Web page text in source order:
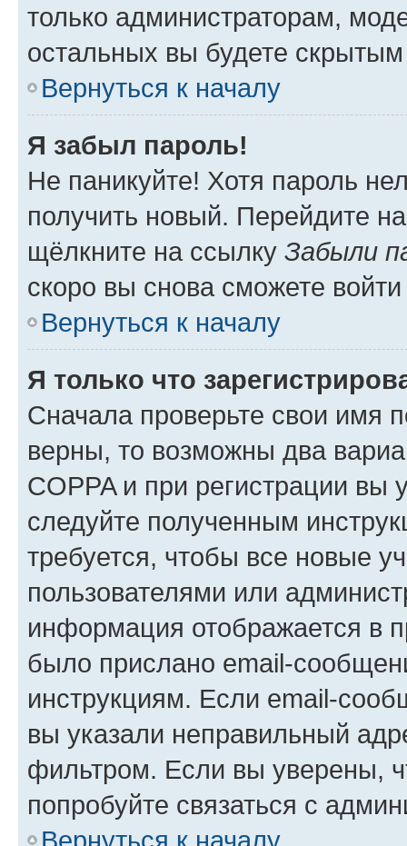
только администраторам,
остальных вы будете
Вернуться к началу
Я забыл пароль!
Не паникуйте! Хотя пароль
получить новый. Перейдите
щёлкните на ссылку Забыли
скоро вы снова сможете
Вернуться к началу
Я только что
Сначала проверьте свои имя
верны, то возможны два
COPPA и при регистрации вы
следуйте полученным
требуется, чтобы все новые
пользователями или
информация отображается в
было прислано email-
инструкциям. Если email-
вы указали неправильный
фильтром. Если вы уверены,
попробуйте связаться с
Вернуться к началу